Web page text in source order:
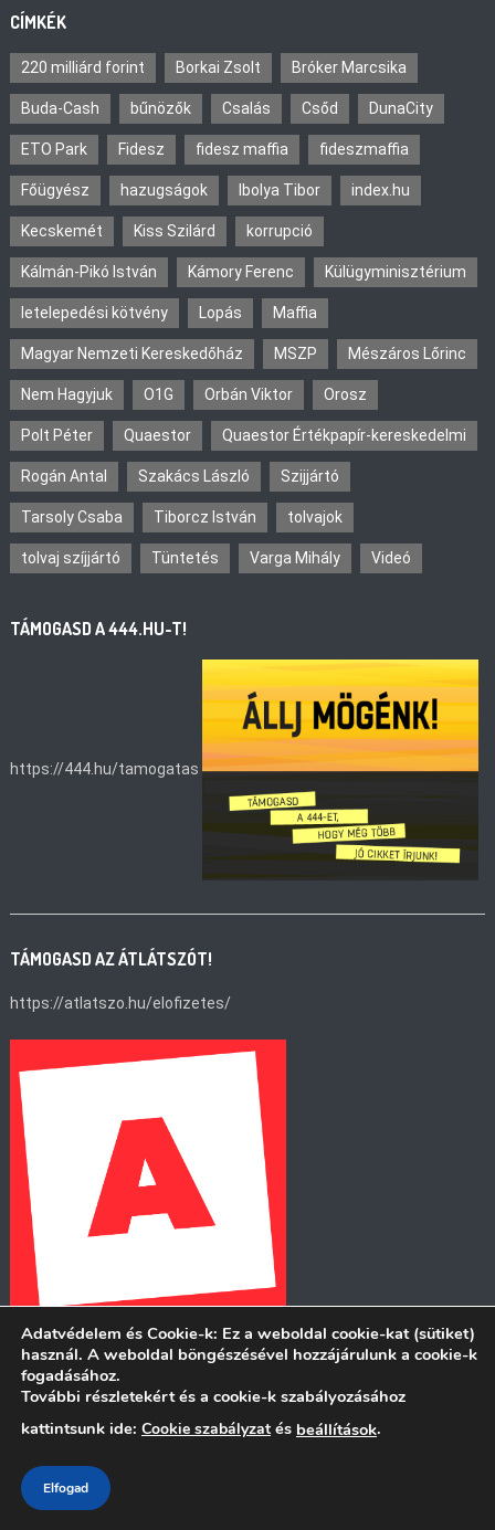
CÍMKÉK
220 milliárd forint Borkai Zsolt Bróker Marcsika
Buda-Cash bűnözők Csalás Csőd DunaCity
ETO Park Fidesz fidesz maffia fideszmaffia
Főügyész hazugságok Ibolya Tibor index.hu
Kecskemét Kiss Szilárd korrupció
Kálmán-Pikó István Kámory Ferenc Külügyminisztérium
letelepedési kötvény Lopás Maffia
Magyar Nemzeti Kereskedőház MSZP Mészáros Lőrinc
Nem Hagyjuk O1G Orbán Viktor Orosz
Polt Péter Quaestor Quaestor Értékpapír-kereskedelmi
Rogán Antal Szakács László Szijjártó
Tarsoly Csaba Tiborcz István tolvajok
tolvaj szíjjártó Tüntetés Varga Mihály Videó
TÁMOGASD A 444.HU-T!
https://444.hu/tamogatas
TÁMOGASD AZ ÁTLÁTSZÓT!
https://atlatszo.hu/elofizetes/
TÁMOGASD A MÉRCÉT!
https://merce.hu/tamogatas/
Adatvédelem és Cookie-k: Ez a weboldal cookie-kat (sütiket)
használ. A weboldal böngészésével hozzájárulunk a cookie-k
fogadásához.
További részletekért és a cookie-k szabályozásához
kattintsunk ide: Cookie szabályzat és beállítások.
Elfogad